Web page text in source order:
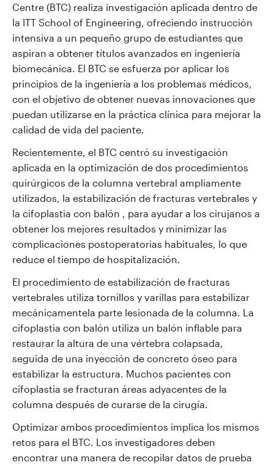
Centre (BTC) realiza investigación aplicada dentro de
la ITT School of Engineering, ofreciendo instrucción
intensiva a un pequeño grupo de estudiantes que
aspiran a obtener títulos avanzados en ingeniería
biomecánica. El BTC se esfuerza por aplicar los
principios de la ingeniería a los problemas médicos,
con el objetivo de obtener nuevas innovaciones que
puedan utilizarse en la práctica clínica para mejorar la
calidad de vida del paciente.
Recientemente, el BTC centró su investigación
aplicada en la optimización de dos procedimientos
quirúrgicos de la columna vertebral ampliamente
utilizados, la estabilización de fracturas vertebrales y
la cifoplastia con balón , para ayudar a los cirujanos a
obtener los mejores resultados y minimizar las
complicaciones postoperatorias habituales, lo que
reduce el tiempo de hospitalización.
El procedimiento de estabilización de fracturas
vertebrales utiliza tornillos y varillas para estabilizar
mecánicamentela parte lesionada de la columna. La
cifoplastia con balón utiliza un balón inflable para
restaurar la altura de una vértebra colapsada,
seguida de una inyección de concreto óseo para
estabilizar la estructura. Muchos pacientes con
cifoplastia se fracturan áreas adyacentes de la
columna después de curarse de la cirugía.
Optimizar ambos procedimientos implica los mismos
retos para el BTC. Los investigadores deben
encontrar una manera de recopilar datos de prueba